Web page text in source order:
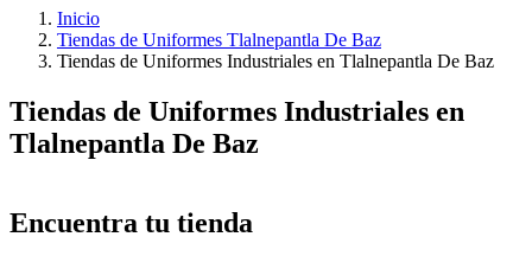
Inicio
Tiendas de Uniformes Tlalnepantla De Baz
Tiendas de Uniformes Industriales en Tlalnepantla De Baz
Tiendas de Uniformes Industriales en
Tlalnepantla De Baz
Encuentra tu tienda